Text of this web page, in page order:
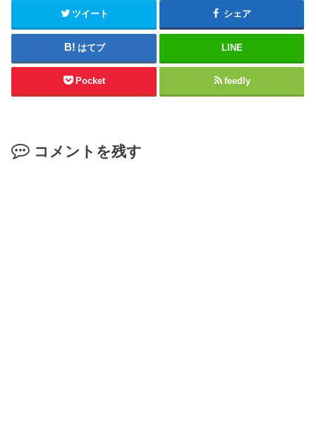
ツイート シェア
はてブ LINE
Pocket feedly
コメントを残す